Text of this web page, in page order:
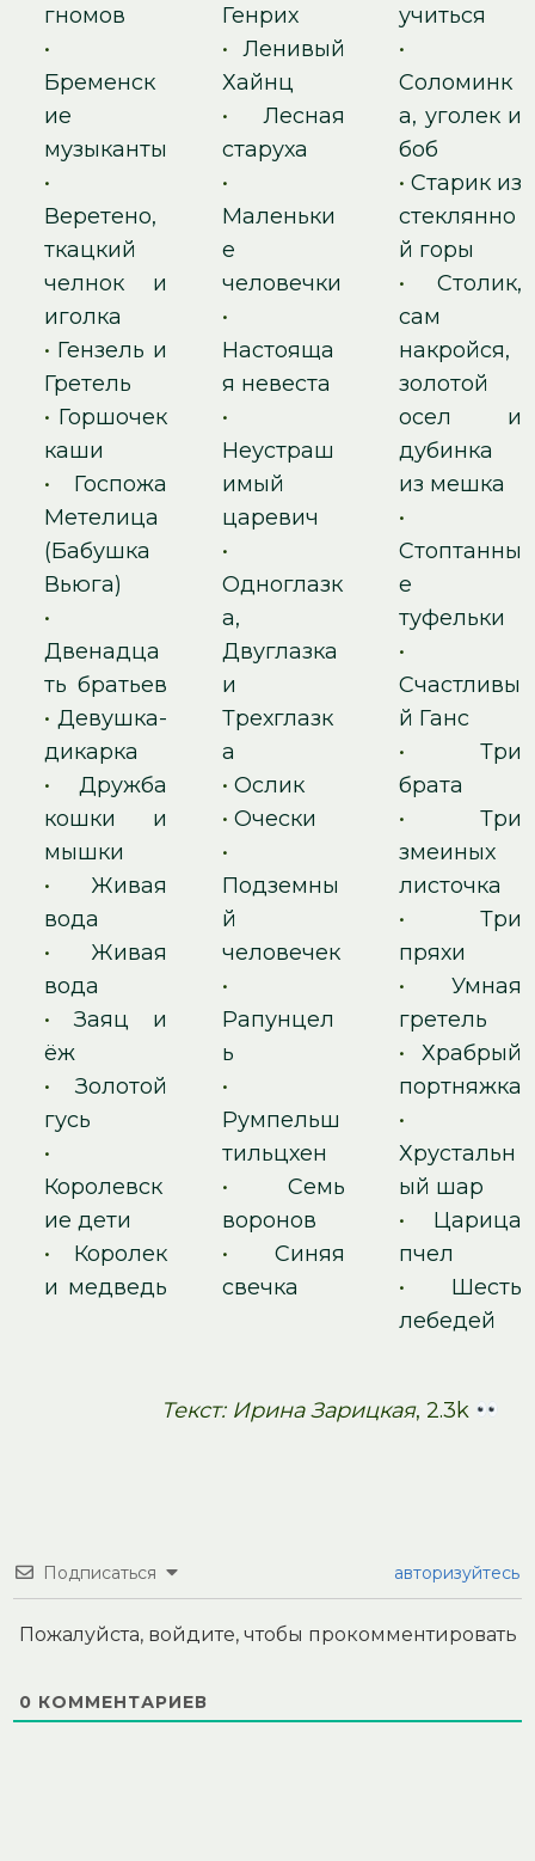
гномов
•
Бременск
ие
музыканты
•
Веретено,
ткацкий
челнок и
иголка
• Гензель и
Гретель
• Горшочек
каши
• Госпожа
Метелица
(Бабушка
Вьюга)
•
Двенадца
ть братьев
• Девушка-
дикарка
• Дружба
кошки и
мышки
• Живая
вода
• Живая
вода
• Заяц и
ёж
• Золотой
гусь
•
Королевск
ие дети
• Королек
и медведь
Генрих
• Ленивый
Хайнц
• Лесная
старуха
•
Маленьки
е
человечки
•
Настояща
я невеста
•
Неустраш
имый
царевич
•
Одноглазк
а,
Двуглазка
и
Трехглазк
а
• Ослик
• Очески
•
Подземны
й
человечек
•
Рапунцел
ь
•
Румпельш
тильцхен
• Семь
воронов
• Синяя
свечка
учиться
•
Соломинк
а, уголек и
боб
•Старик из
стеклянно
й горы
•Столик,
сам
накройся,
золотой
осел и
дубинка
из мешка
•
Стоптанны
е
туфельки
•
Счастливы
й Ганс
•Три
брата
•Три
змеиных
листочка
•Три
пряхи
•Умная
гретель
•Храбрый
портняжка
•
Хрустальн
ый шар
• Царица
пчел
• Шесть
лебедей
Текст: Ирина Зарицкая, 2.3k
Подписаться авторизуйтесь
Пожалуйста, войдите, чтобы прокомментировать
0 КОММЕНТАРИЕВ